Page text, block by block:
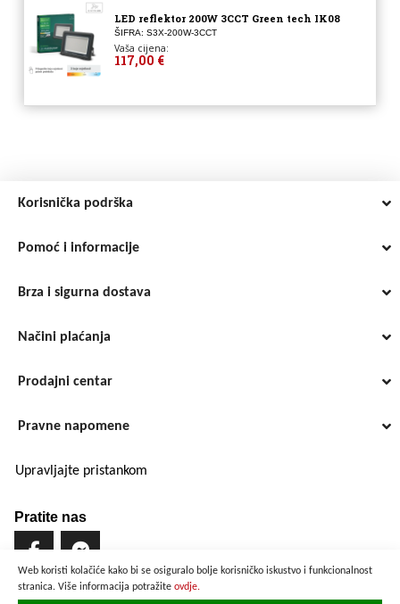
Web koristi kolačiće kako bi se osiguralo bolje korisničko iskustvo i funkcionalnost
stranica. Više informacija potražite ovdje.
LED reflektor 200W 3CCT Green tech IK08
ŠIFRA: S3X-200W-3CCT
Vaša cijena:
117,00 €
Korisnička podrška
Pomoć i informacije
Brza i sigurna dostava
Načini plaćanja
Prodajni centar
Pravne napomene
Upravljajte pristankom
Pratite nas
Brzo i sigurno plaćanje